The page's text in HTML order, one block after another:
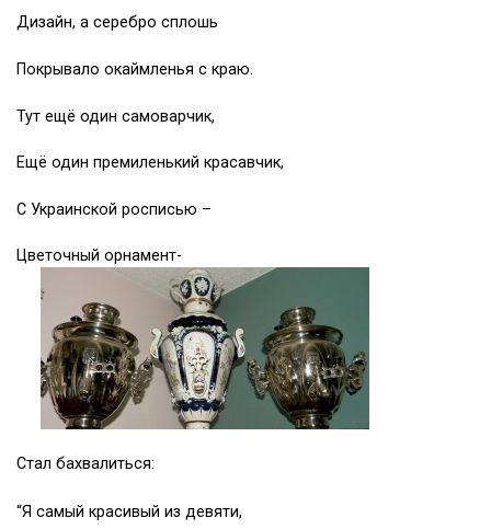
Дизайн, а серебро сплошь
Покрывало окаймленья с краю.
Тут ещё один самоварчик,
Ещё один премиленький красавчик,
С Украинской росписью –
Цветочный орнамент-
Стал бахвалиться:
“Я самый красивый из девяти,